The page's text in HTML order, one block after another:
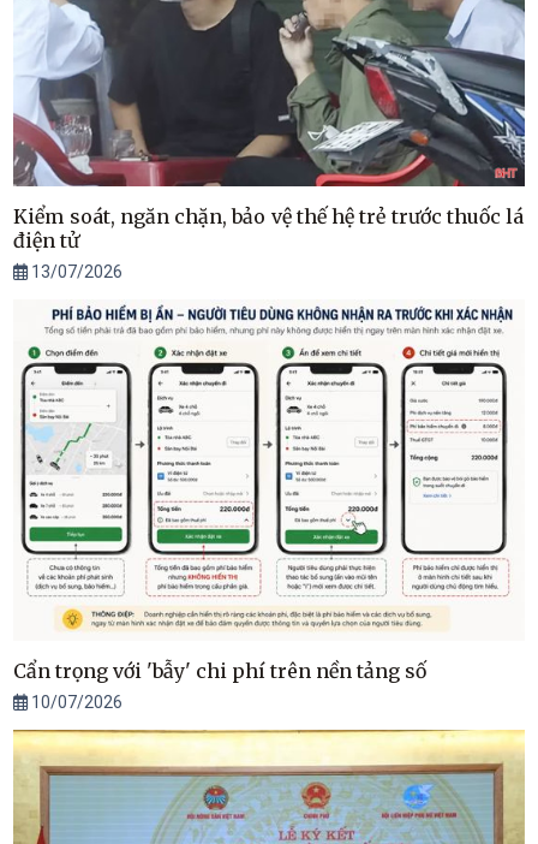
Kiểm soát, ngăn chặn, bảo vệ thế hệ trẻ trước thuốc lá
điện tử
13/07/2026
Cẩn trọng với 'bẫy' chi phí trên nền tảng số
10/07/2026